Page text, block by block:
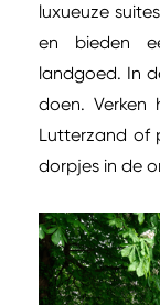
luxueuze
en bieden
landgoed. In
doen.
Lutterzand of
dorpjes in de